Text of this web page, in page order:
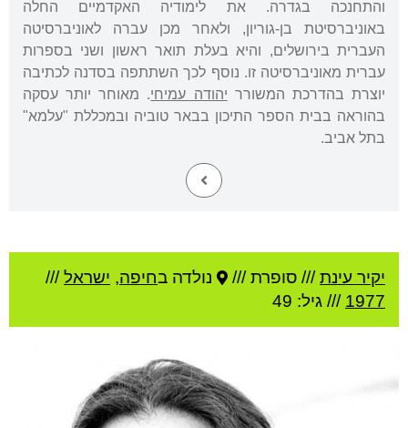
והתחנכה בגדרה. את לימודיה האקדמיים החלה
באוניברסיטת בן-גוריון, ולאחר מכן עברה לאוניברסיטה
העברית בירושלים, והיא בעלת תואר ראשון ושני בספרות
עברית מאוניברסיטה זו. נוסף לכך השתתפה בסדנה לכתיבה
יוצרת בהדרכת המשורר יהודה עמיחי. מאוחר יותר עסקה
בהוראה בבית הספר התיכון בבאר טוביה ובמכללת "עלמא"
בתל אביב.
יקיר עינת/// סופרת /// נולדה בחיפה, ישראל///
1977 /// גיל: 49